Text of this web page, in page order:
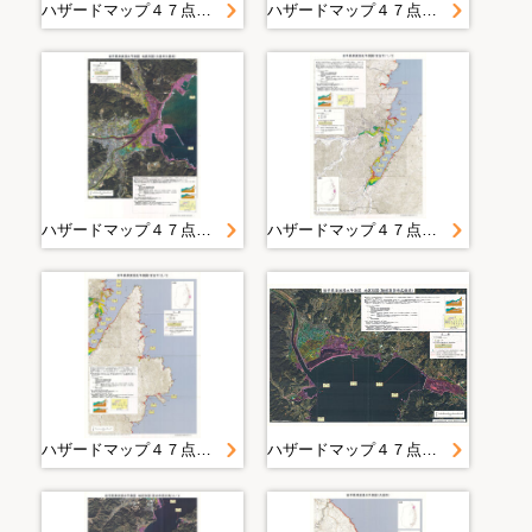
ハザードマップ４７点＿田野畑村＿岩手県津波浸水予測図（田野畑村） ハザードマップ４７点＿野田村＿岩手県津波浸水予測図（野田村）
ハザードマップ４７点＿久慈市＿岩手県津波浸水予測図＿地区別図（久慈市久慈湾） ハザードマップ４７点＿宮古市＿岩手県津波浸水予測図（宮古市）１＿２
ハザードマップ４７点＿宮古市＿岩手県津波浸水予測図（宮古市）２＿２ ハザードマップ４７点＿陸前高田市＿岩手県津波浸水予測図＿地区別図（陸前高田市広田湾）